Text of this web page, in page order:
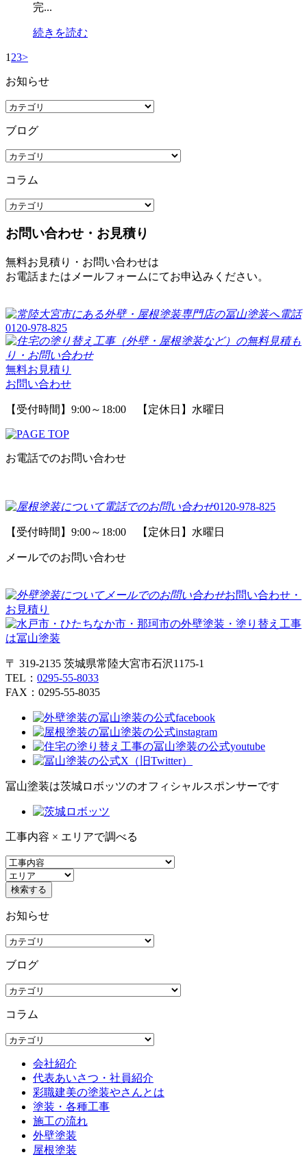
完...
続きを読む
1 23>
お知らせ
ブログ
コラム
お問い合わせ・お見積り
無料お見積り・お問い合わせは
お電話またはメールフォームにてお申込みください。
0120-978-825
無料お見積り
お問い合わせ
【受付時間】9:00～18:00 【定休日】水曜日
お電話でのお問い合わせ
0120-978-825
【受付時間】9:00～18:00 【定休日】水曜日
メールでのお問い合わせ
お問い合わせ・
お見積り
〒 319-2135 茨城県常陸大宮市石沢1175-1
TEL： 0295-55-8033
FAX：0295-55-8035
冨山塗装は茨城ロボッツのオフィシャルスポンサーです
工事内容 × エリアで調べる
お知らせ
ブログ
コラム
会社紹介
代表あいさつ・社員紹介
彩職建美の塗装やさんとは
塗装・各種工事
施工の流れ
外壁塗装
屋根塗装